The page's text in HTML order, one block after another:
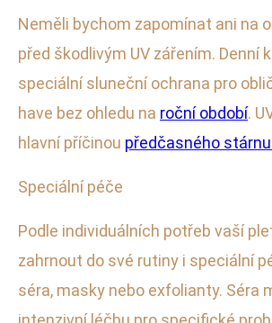
Neměli bychom zapomínat ani na
před škodlivým UV zářením. Denní
speciální sluneční ochrana pro
have bez ohledu na roční období.
hlavní příčinou předčasného
Speciální péče
Podle individuálních potřeb vaší
zahrnout do své rutiny i speciální
séra, masky nebo exfolianty. Séra